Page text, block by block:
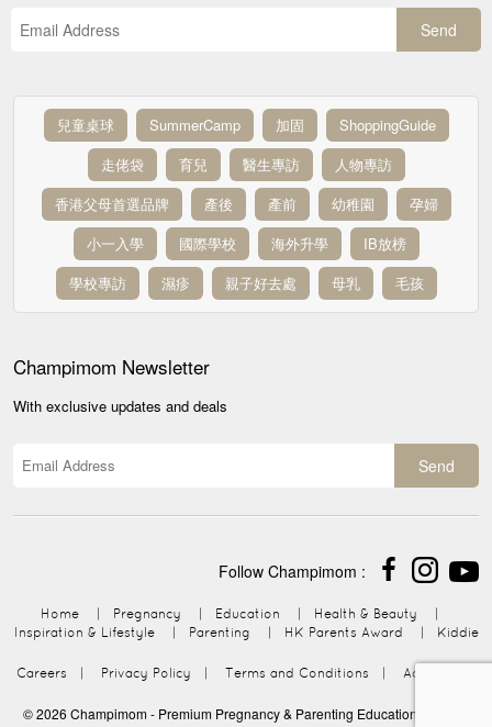
Send
兒童桌球 SummerCamp 加固
ShoppingGuide
走佬袋
育兒 醫生專訪
人物專訪
香港父母首選品牌
產後 產前 幼稚園
孕婦
小一入學
國際學校 海外升學
IB放榜
學校專訪
濕疹 親子好去處 母乳 毛孩
Champimom Newsletter
With exclusive updates and deals
Send
Follow Champimom :
Home | Pregnancy | Education | Health & Beauty
|
Inspiration & Lifestyle
| Parenting | HK Parents Award | Kiddie
Careers | Privacy Policy | Terms and Conditions | Advertising
© 2026 Champimom- Premium Pregnancy & Parenting Education Platform